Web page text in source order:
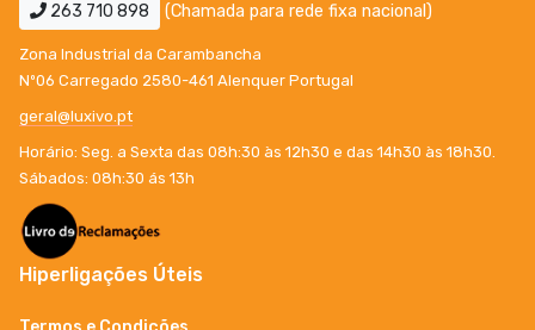
263 710 898 (Chamada para rede fixa nacional)
Zona Industrial da Carambancha
Nº06 Carregado 2580-461 Alenquer Portugal
geral@luxivo.pt
Horário: Seg. a Sexta das 08h:30 às 12h30 e das 14h30 às 18h30.
Sábados: 08h:30 ás 13h
Hiperligações Úteis